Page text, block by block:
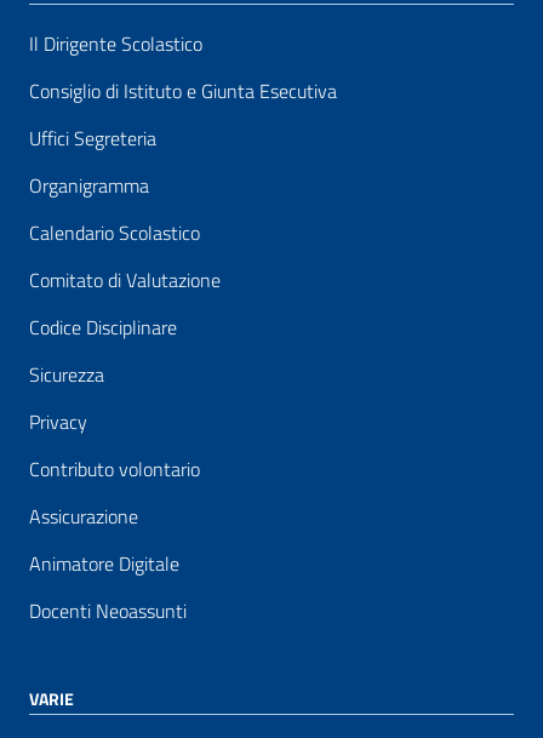
Il Dirigente Scolastico
Consiglio di Istituto e Giunta Esecutiva
Uffici Segreteria
Organigramma
Calendario Scolastico
Comitato di Valutazione
Codice Disciplinare
Sicurezza
Privacy
Contributo volontario
Assicurazione
Animatore Digitale
Docenti Neoassunti
VARIE